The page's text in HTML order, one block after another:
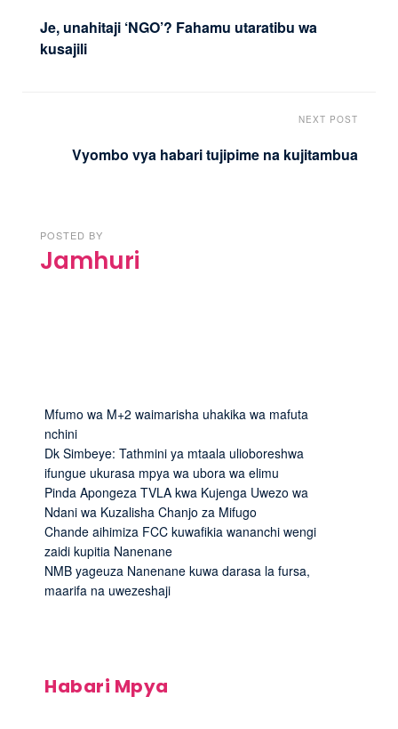
Je, unahitaji ‘NGO’? Fahamu utaratibu wa
kusajili
NEXT POST
Vyombo vya habari tujipime na kujitambua
POSTED BY
Jamhuri
Mfumo wa M+2 waimarisha uhakika wa mafuta
nchini
Dk Simbeye: Tathmini ya mtaala ulioboreshwa
ifungue ukurasa mpya wa ubora wa elimu
Pinda Apongeza TVLA kwa Kujenga Uwezo wa
Ndani wa Kuzalisha Chanjo za Mifugo
Chande aihimiza FCC kuwafikia wananchi wengi
zaidi kupitia Nanenane
NMB yageuza Nanenane kuwa darasa la fursa,
maarifa na uwezeshaji
Habari Mpya